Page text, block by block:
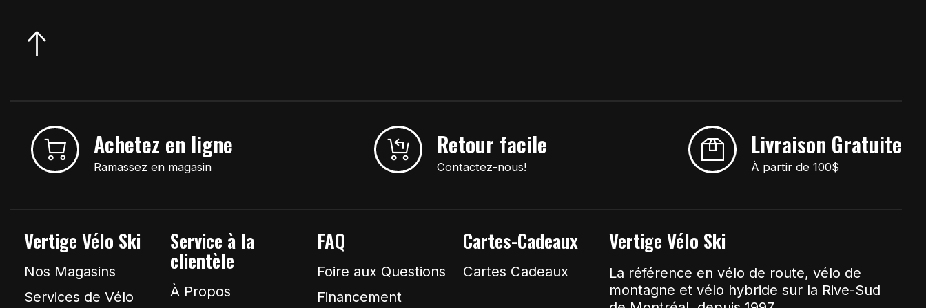
Achetez en ligne
Ramassez en magasin
Retour facile
Contactez-nous!
Livraison Gratuite
À partir de 100$
Vertige Vélo Ski
Nos Magasins
Services de Vélo
Service à la
clientèle
À Propos
FAQ
Foire aux Questions
Financement
Cartes-Cadeaux
Cartes Cadeaux
Vertige Vélo Ski
La référence en vélo de route, vélo de
montagne et vélo hybride sur la Rive-Sud